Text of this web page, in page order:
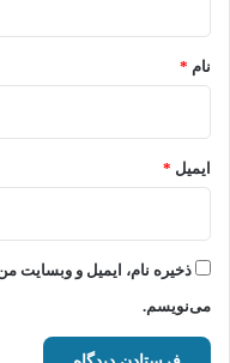
نام *
ایمیل *
ذخیره نام، ایمیل و وبسایت
می‌نویسم.